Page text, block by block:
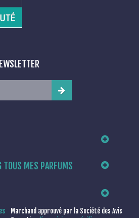
TOUS MES PARFUMS
Marchand approuvé par la Société des Avis